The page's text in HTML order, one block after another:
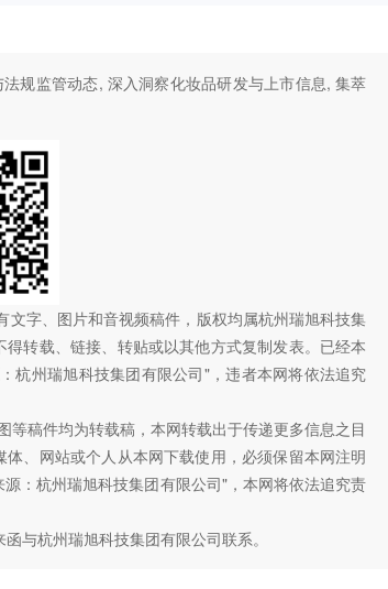
规监管动态, 深入洞察化妆品研发与上市信息, 集萃
字、图片和音视频稿件，版权均属杭州瑞旭科技集
转载、链接、转贴或以其他方式复制发表。已经本
杭州瑞旭科技集团有限公司"，违者本网将依法追究
稿件均为转载稿，本网转载出于传递更多信息之目
、网站或个人从本网下载使用，必须保留本网注明
：杭州瑞旭科技集团有限公司"，本网将依法追究责
与杭州瑞旭科技集团有限公司联系。